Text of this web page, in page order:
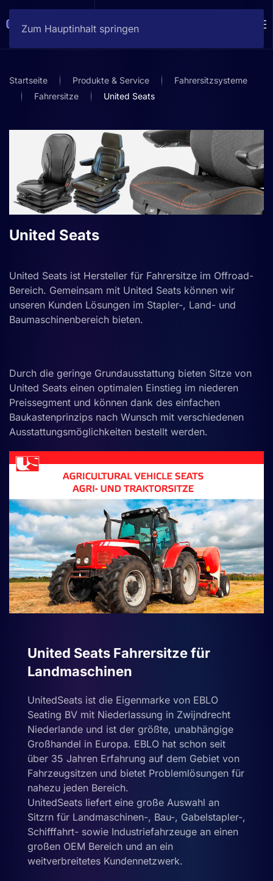
Zum Hauptinhalt springen
Startseite Produkte & Service
Fahrersitzsysteme
Fahrersitze
United Seats
United Seats
United Seats ist Hersteller für Fahrersitze im Offroad-
Bereich. Gemeinsam mit United Seats können wir
unseren Kunden Lösungen im Stapler-, Land- und
Baumaschinenbereich bieten.
Durch die geringe Grundausstattung bieten Sitze von
United Seats einen optimalen Einstieg im niederen
Preissegment und können dank des einfachen
Baukastenprinzips nach Wunsch mit verschiedenen
Ausstattungsmöglichkeiten bestellt werden.
United Seats Fahrersitze für
Landmaschinen
UnitedSeats ist die Eigenmarke von EBLO
Seating BV mit Niederlassung in Zwijndrecht
Niederlande und ist der größte, unabhängige
Großhandel in Europa. EBLO hat schon seit
über 35 Jahren Erfahrung auf dem Gebiet von
Fahrzeugsitzen und bietet Problemlösungen für
nahezu jeden Bereich.
UnitedSeats liefert eine große Auswahl an
Sitzrn für Landmaschinen-, Bau-, Gabelstapler-,
Schifffahrt- sowie Industriefahrzeuge an einen
großen OEM Bereich und an ein
weitverbreitetes Kundennetzwerk.